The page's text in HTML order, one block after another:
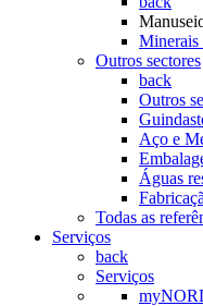
Minerais
Outros sectores
back
Outros
Aço e
Águas
Todas as
Serviços
back
Serviços